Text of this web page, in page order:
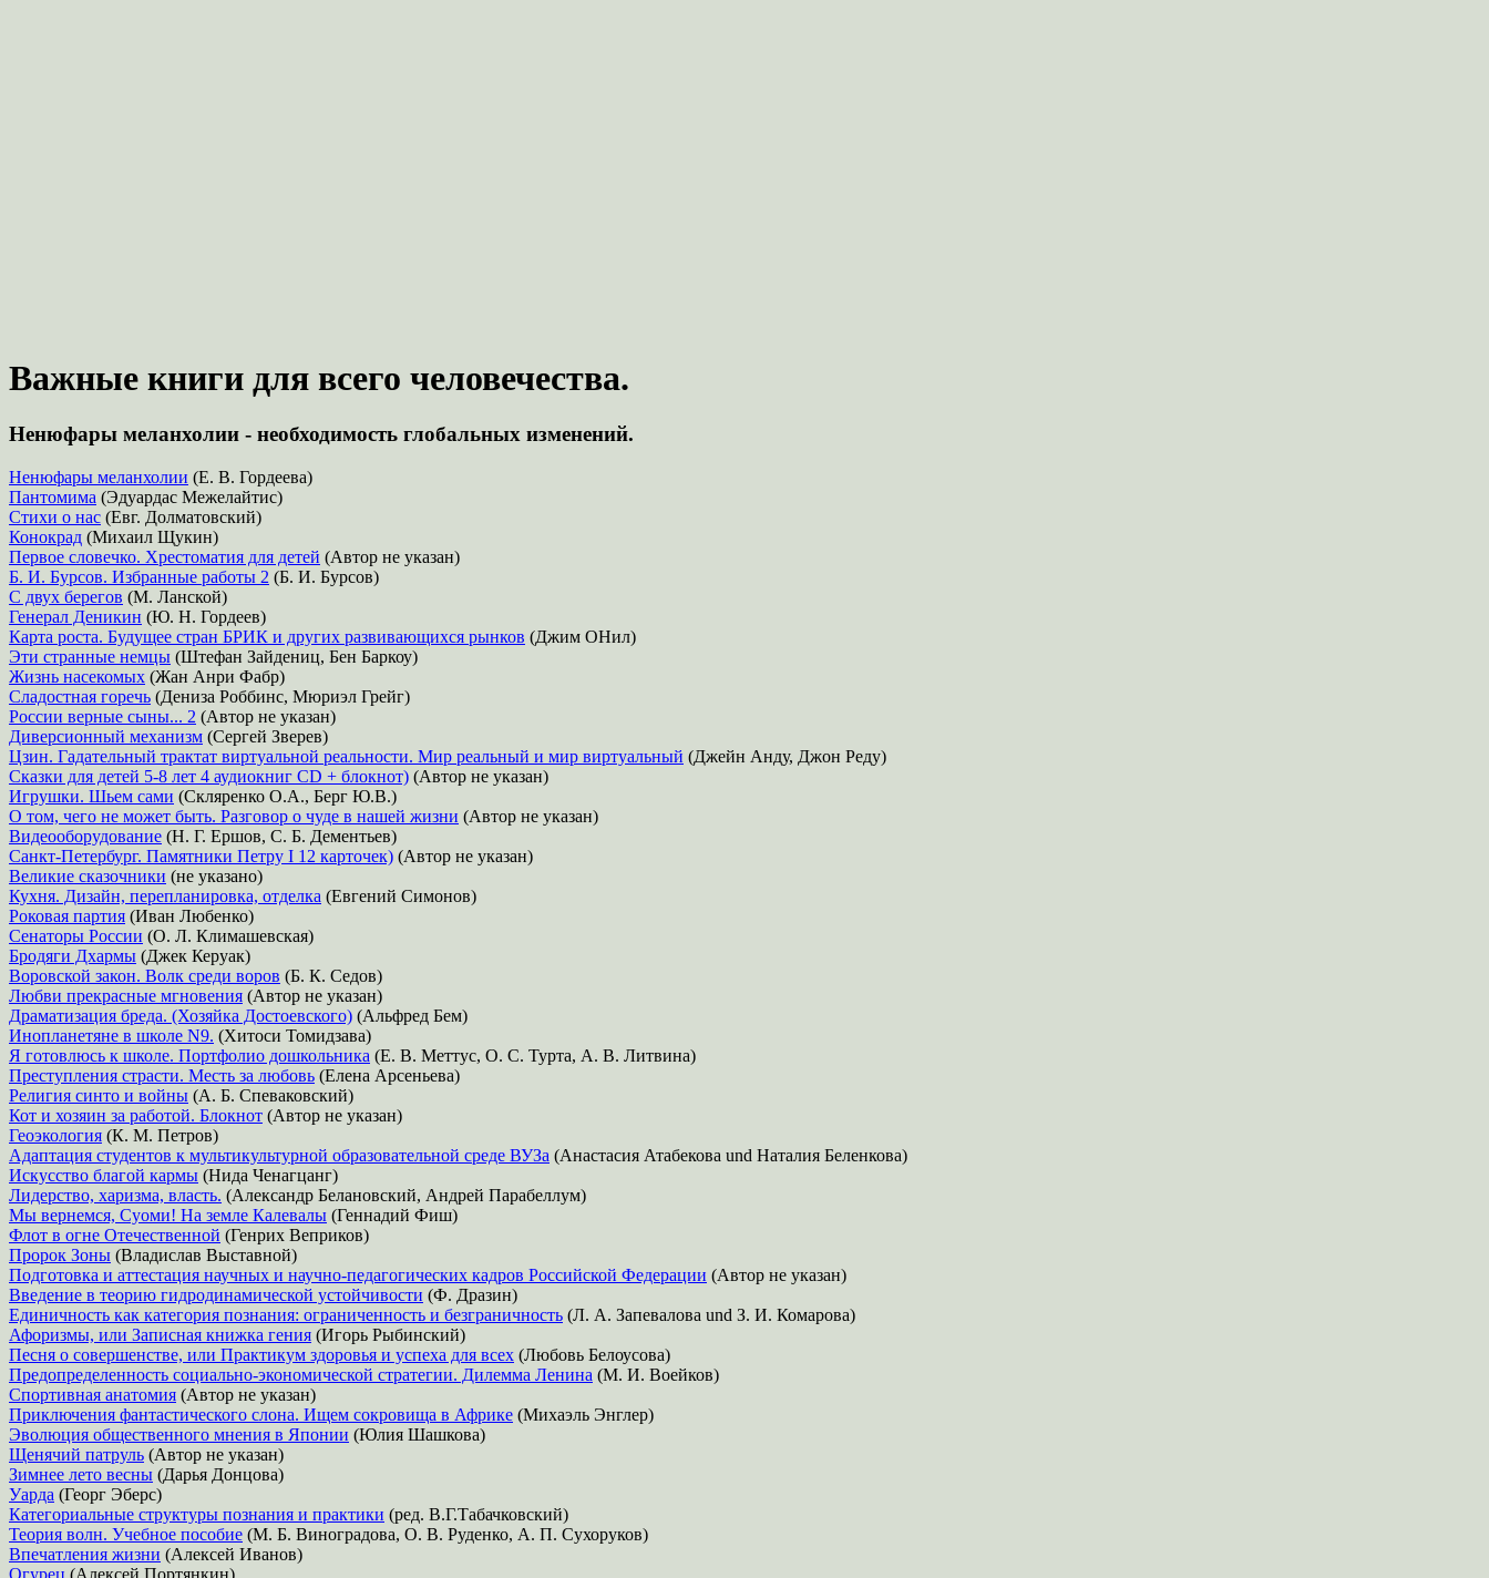
Важные книги для всего человечества.
Ненюфары меланхолии - необходимость глобальных изменений.
Ненюфары меланхолии (Е. В. Гордеева)
Пантомима (Эдуардас Межелайтис)
Стихи о нас (Евг. Долматовский)
Конокрад (Михаил Щукин)
Первое словечко. Хрестоматия для детей (Автор не указан)
Б. И. Бурсов. Избранные работы 2 (Б. И. Бурсов)
С двух берегов (М. Ланской)
Генерал Деникин (Ю. Н. Гордеев)
Карта роста. Будущее стран БРИК и других развивающихся рынков (Джим ОНил)
Эти странные немцы (Штефан Зайдениц, Бен Баркоу)
Жизнь насекомых (Жан Анри Фабр)
Сладостная горечь (Дениза Роббинс, Мюриэл Грейг)
России верные сыны... 2 (Автор не указан)
Диверсионный механизм (Сергей Зверев)
Цзин. Гадательный трактат виртуальной реальности. Мир реальный и мир виртуальный (Джейн Анду, Джон Реду)
Сказки для детей 5-8 лет 4 аудиокниг CD + блокнот) (Автор не указан)
Игрушки. Шьем сами (Скляренко О.А., Берг Ю.В.)
О том, чего не может быть. Разговор о чуде в нашей жизни (Автор не указан)
Видеооборудование (Н. Г. Ершов, С. Б. Дементьев)
Санкт-Петербург. Памятники Петру I 12 карточек) (Автор не указан)
Великие сказочники (не указано)
Кухня. Дизайн, перепланировка, отделка (Евгений Симонов)
Роковая партия (Иван Любенко)
Сенаторы России (О. Л. Климашевская)
Бродяги Дхармы (Джек Керуак)
Воровской закон. Волк среди воров (Б. К. Седов)
Любви прекрасные мгновения (Автор не указан)
Драматизация бреда. (Хозяйка Достоевского) (Альфред Бем)
Инопланетяне в школе N9. (Хитоси Томидзава)
Я готовлюсь к школе. Портфолио дошкольника (Е. В. Меттус, О. С. Турта, А. В. Литвина)
Преступления страсти. Месть за любовь (Елена Арсеньева)
Религия синто и войны (А. Б. Спеваковский)
Кот и хозяин за работой. Блокнот (Автор не указан)
Геоэкология (К. М. Петров)
Адаптация студентов к мультикультурной образовательной среде ВУЗа (Анастасия Атабекова und Наталия Беленкова)
Искусство благой кармы (Нида Ченагцанг)
Лидерство, харизма, власть. (Александр Белановский, Андрей Парабеллум)
Мы вернемся, Суоми! На земле Калевалы (Геннадий Фиш)
Флот в огне Отечественной (Генрих Веприков)
Пророк Зоны (Владислав Выставной)
Подготовка и аттестация научных и научно-педагогических кадров Российской Федерации (Автор не указан)
Введение в теорию гидродинамической устойчивости (Ф. Дразин)
Единичность как категория познания: ограниченность и безграничность (Л. А. Запевалова und З. И. Комарова)
Афоризмы, или Записная книжка гения (Игорь Рыбинский)
Песня о совершенстве, или Практикум здоровья и успеха для всех (Любовь Белоусова)
Предопределенность социально-экономической стратегии. Дилемма Ленина (М. И. Воейков)
Спортивная анатомия (Автор не указан)
Приключения фантастического слона. Ищем сокровища в Африке (Михаэль Энглер)
Эволюция общественного мнения в Японии (Юлия Шашкова)
Щенячий патруль (Автор не указан)
Зимнее лето весны (Дарья Донцова)
Уарда (Георг Эберс)
Категориальные структуры познания и практики (ред. В.Г.Табачковский)
Теория волн. Учебное пособие (М. Б. Виноградова, О. В. Руденко, А. П. Сухоруков)
Впечатления жизни (Алексей Иванов)
Огурец (Алексей Портянкин)